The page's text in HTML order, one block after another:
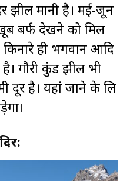
झील मानी है। मई-जून
बर्फ देखने को मिल
किनारे ही भगवान आदि
गौरी कुंड झील भी
दूर है। यहां जाने के लि